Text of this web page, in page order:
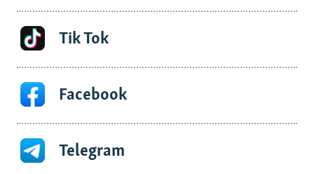
Tik Tok
Facebook
Telegram